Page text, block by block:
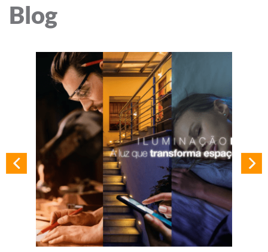
Blog